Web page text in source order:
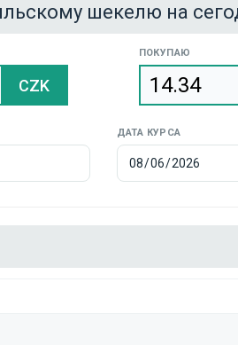
шекелю на
CZK
ПОКУПАЮ
ДАТА КУРСА